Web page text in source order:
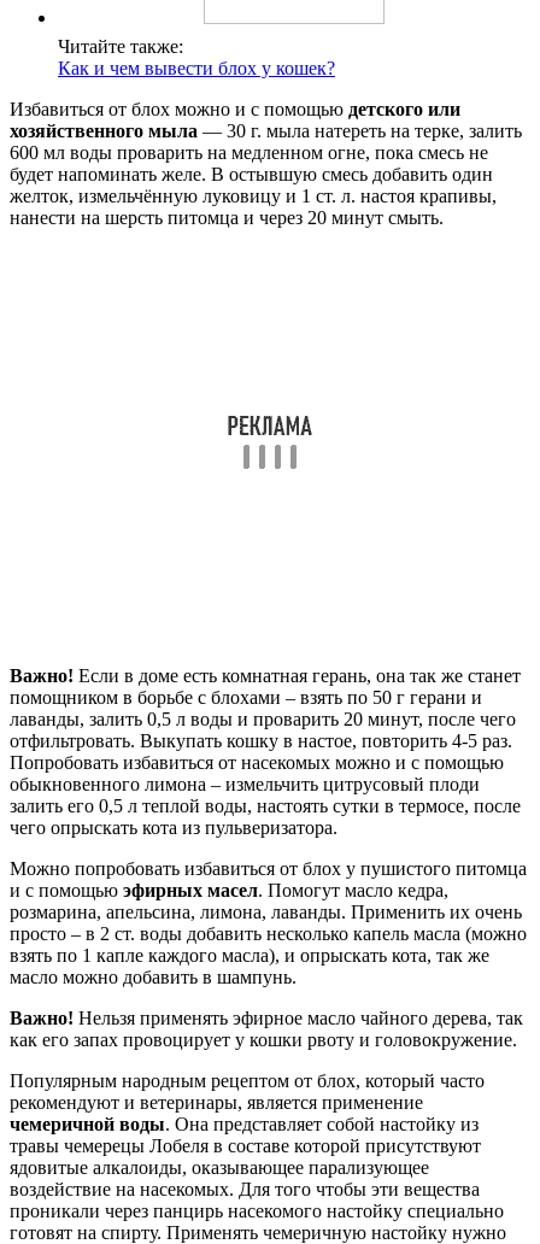
Читайте также:
Как и чем вывести блох у кошек?
Избавиться от блох можно и с помощью детского или
хозяйственного мыла — 30 г. мыла натереть на терке, залить
600 мл воды проварить на медленном огне, пока смесь не
будет напоминать желе. В остывшую смесь добавить один
желток, измельчённую луковицу и 1 ст. л. настоя крапивы,
нанести на шерсть питомца и через 20 минут смыть.
Важно! Если в доме есть комнатная герань, она так же станет
помощником в борьбе с блохами – взять по 50 г герани и
лаванды, залить 0,5 л воды и проварить 20 минут, после чего
отфильтровать. Выкупать кошку в настое, повторить 4-5 раз.
Попробовать избавиться от насекомых можно и с помощью
обыкновенного лимона – измельчить цитрусовый плоди
залить его 0,5 л теплой воды, настоять сутки в термосе, после
чего опрыскать кота из пульверизатора.
Можно попробовать избавиться от блох у пушистого питомца
и с помощью эфирных масел. Помогут масло кедра,
розмарина, апельсина, лимона, лаванды. Применить их очень
просто – в 2 ст. воды добавить несколько капель масла (можно
взять по 1 капле каждого масла), и опрыскать кота, так же
масло можно добавить в шампунь.
Важно! Нельзя применять эфирное масло чайного дерева, так
как его запах провоцирует у кошки рвоту и головокружение.
Популярным народным рецептом от блох, который часто
рекомендуют и ветеринары, является применение
чемеричной воды. Она представляет собой настойку из
травы чемерецы Лобеля в составе которой присутствуют
ядовитые алкалоиды, оказывающее парализующее
воздействие на насекомых. Для того чтобы эти вещества
проникали через панцирь насекомого настойку специально
готовят на спирту. Применять чемеричную настойку нужно